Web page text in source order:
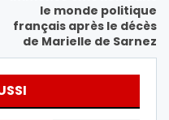
le monde politique
français après le décès
de Marielle de Sarnez